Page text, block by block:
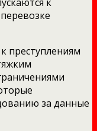
преступлениям
за данные